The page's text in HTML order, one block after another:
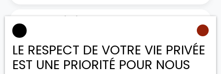
Surface min (m²)
J'accepte le traitement de mes données
personnelles conformément au RGPD. Si vous ne
souhaitez pas faire l'objet de prospection
LE RESPECT DE VOTRE VIE PRIVÉE
EST UNE PRIORITÉ POUR NOUS